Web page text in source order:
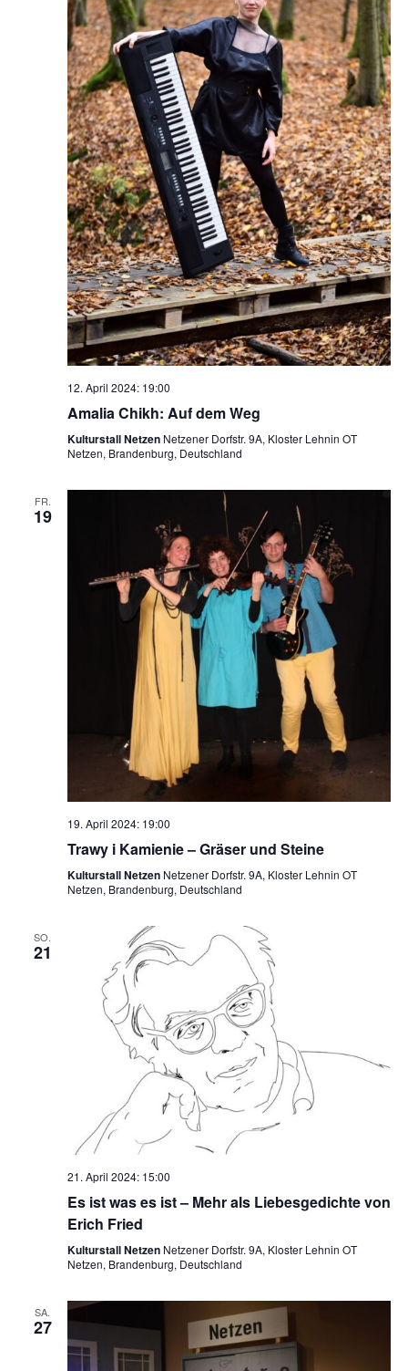
12. April 2024: 19:00
Amalia Chikh: Auf dem Weg
Kulturstall Netzen Netzener Dorfstr. 9A, Kloster Lehnin OT
Netzen, Brandenburg, Deutschland
FR.
19
19. April 2024: 19:00
Trawy i Kamienie – Gräser und Steine
Kulturstall Netzen Netzener Dorfstr. 9A, Kloster Lehnin OT
Netzen, Brandenburg, Deutschland
SO.
21
21. April 2024: 15:00
Es ist was es ist – Mehr als Liebesgedichte von
Erich Fried
Kulturstall Netzen Netzener Dorfstr. 9A, Kloster Lehnin OT
Netzen, Brandenburg, Deutschland
SA.
27